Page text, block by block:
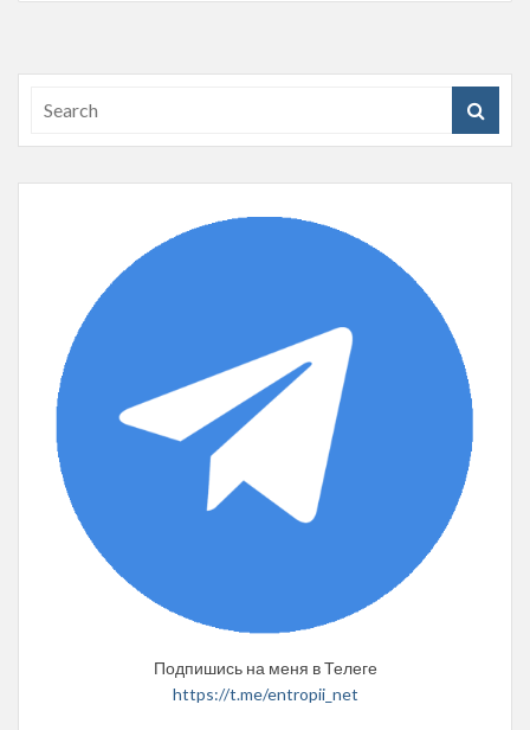
Подпишись на меня в Телеге
https://t.me/entropii_net